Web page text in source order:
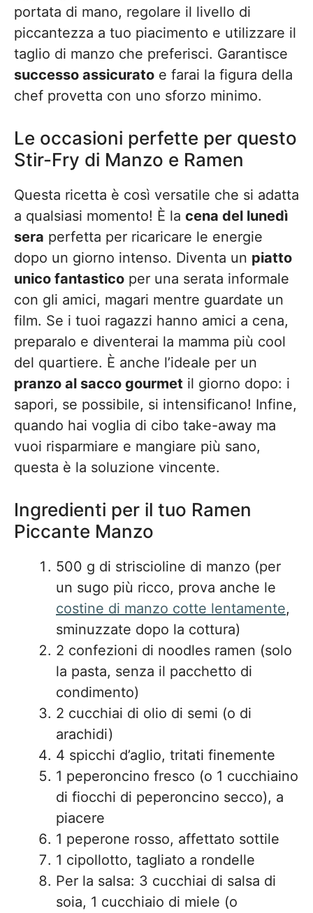
portata di mano, regolare il livello di
piccantezza a tuo piacimento e utilizzare il
taglio di manzo che preferisci. Garantisce
successo assicurato e farai la figura della
chef provetta con uno sforzo minimo.
Le occasioni perfette per questo
Stir-Fry di Manzo e Ramen
Questa ricetta è così versatile che si adatta
a qualsiasi momento! È la cena del lunedì
sera perfetta per ricaricare le energie
dopo un giorno intenso. Diventa un piatto
unico fantastico per una serata informale
con gli amici, magari mentre guardate un
film. Se i tuoi ragazzi hanno amici a cena,
preparalo e diventerai la mamma più cool
del quartiere. È anche l’ideale per un
pranzo al sacco gourmet il giorno dopo: i
sapori, se possibile, si intensificano! Infine,
quando hai voglia di cibo take-away ma
vuoi risparmiare e mangiare più sano,
questa è la soluzione vincente.
Ingredienti per il tuo Ramen
Piccante Manzo
500 g di striscioline di manzo (per
un sugo più ricco, prova anche le
costine di manzo cotte lentamente,
sminuzzate dopo la cottura)
2 confezioni di noodles ramen (solo
la pasta, senza il pacchetto di
condimento)
2 cucchiai di olio di semi (o di
arachidi)
4 spicchi d’aglio, tritati finemente
1 peperoncino fresco (o 1 cucchiaino
di fiocchi di peperoncino secco), a
piacere
1 peperone rosso, affettato sottile
1 cipollotto, tagliato a rondelle
Per la salsa: 3 cucchiai di salsa di
soia, 1 cucchiaio di miele (o